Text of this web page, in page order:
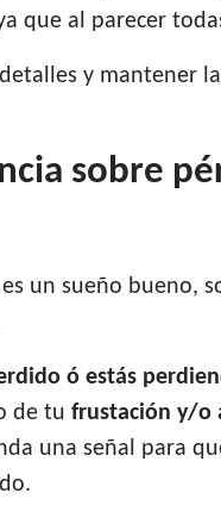
que al parecer
y mantener
sobre
un sueño bueno,
ó estás
de tu frustación y/o
una señal para